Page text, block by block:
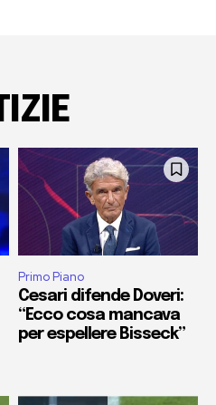
Primo Piano
Cesari difende Doveri:
“Ecco cosa mancava
per espellere Bisseck”